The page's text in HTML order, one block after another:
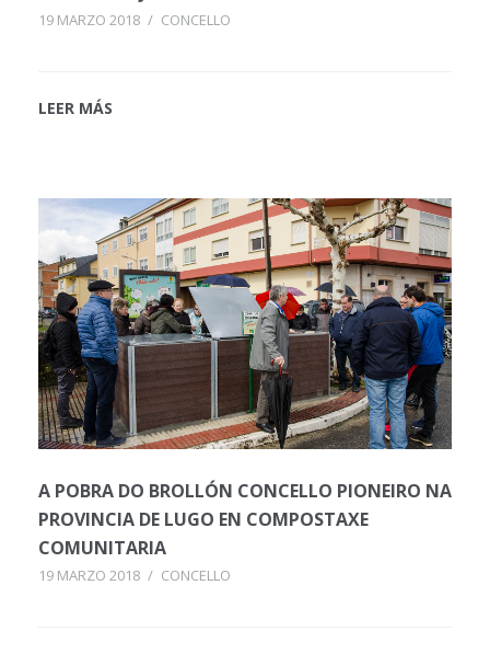
19 MARZO 2018 / CONCELLO
LEER MÁS
A POBRA DO BROLLÓN CONCELLO PIONEIRO NA
PROVINCIA DE LUGO EN COMPOSTAXE
COMUNITARIA
19 MARZO 2018 / CONCELLO